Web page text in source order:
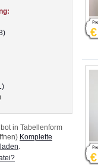
€
€
in Tabellenform
Komplette